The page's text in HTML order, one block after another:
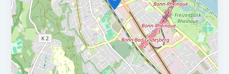
Erstellung von Stellungnahmen zu anspruchsvollen
steuerlichen Fragestellungen im Transaktions‑ und
Umstrukturierungskontext
Interdisziplinäre Zusammenarbeit mit Wirtschaftsprüfern,
Rechtsanwälten und weiteren Beratern im Rahmen von